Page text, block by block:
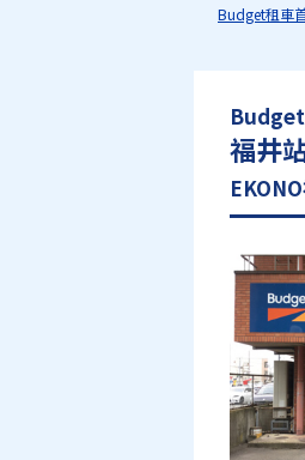
Budget租車
福井